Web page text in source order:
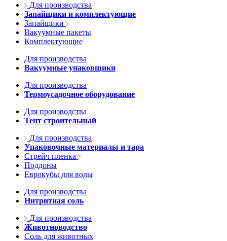
Для производства
Запайщики и комплектующие
Запайщики
Вакуумные пакеты
Комплектующие
Для производства
Вакуумные упаковщики
Для производства
Термоусадочное оборудование
Для производства
Тент строительный
Для производства
Упаковочные материалы и тара
Стрейч пленка
Поддоны
Еврокубы для воды
Для производства
Нитритная соль
Для производства
Животноводство
Соль для животных